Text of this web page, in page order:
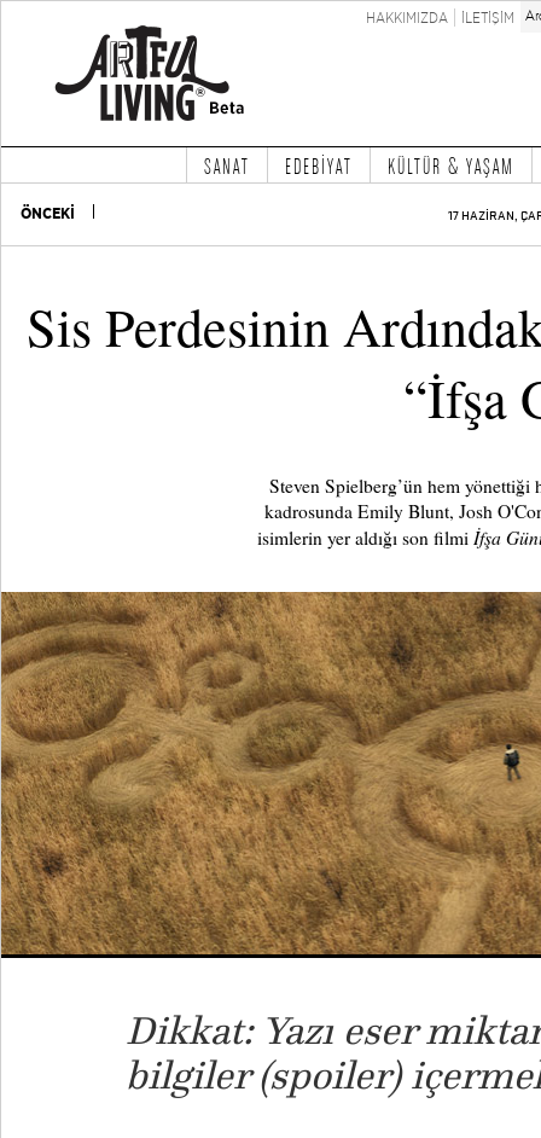
HAKKIMIZDA İLETİŞİM
SANAT EDEBİYAT KÜLTÜR & YAŞAM
ÖNCEKİ 17 HAZİRAN,
Sis Perdesinin
“İfşa
Steven Spielberg’ün hem yönettiği
kadrosunda Emily Blunt, Josh
isimlerin yer aldığı son filmi İfşa
Dikkat: Yazı eser
bilgiler (spoiler)